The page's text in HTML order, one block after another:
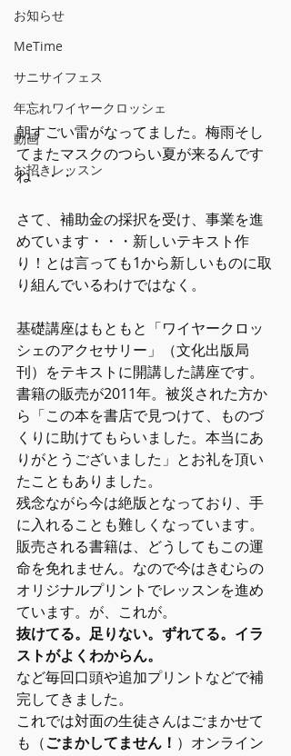
お知らせ
MeTime
サニサイフェス
年忘れワイヤークロッシェ
動画
お招きレッスン
朝すごい雷がなってました。梅雨そし
てまたマスクのつらい夏が来るんです
ね・・・
さて、補助金の採択を受け、事業を進
めています・・・新しいテキスト作
り！とは言っても1から新しいものに取
り組んでいるわけではなく。
基礎講座はもともと「ワイヤークロッ
シェのアクセサリー」（文化出版局
刊）をテキストに開講した講座です。
書籍の販売が2011年。被災された方か
ら「この本を書店で見つけて、ものづ
くりに助けてもらいました。本当にあ
りがとうございました」とお礼を頂い
たこともありました。
残念ながら今は絶版となっており、手
に入れることも難しくなっています。
販売される書籍は、どうしてもこの運
命を免れません。なので今はきむらの
オリジナルプリントでレッスンを進め
ています。が、これが。
抜けてる。足りない。ずれてる。イラ
ストがよくわからん。
など毎回口頭や追加プリントなどで補
完してきました。
これでは対面の生徒さんはごまかせて
も（ごまかしてません！ ）オンライン